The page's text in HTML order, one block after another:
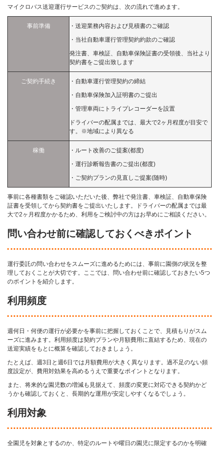
マイクロバス送迎運行サービスのご契約は、次の流れで進めます。
事前準備 ・送迎業務内容および見積書のご確認
・当社自動車運行管理契約約款のご確認
発注書、車検証、自動車保険証書の受領後、当社より
契約書をご提出致します
ご契約手続き ・自動車運行管理契約の締結
・自動車保険加入証明書のご提出
・管理車両にトライプレコーダーを設置
ドライバーの配属までは、最大で2ヶ月程度が目安で
す。※地域により異なる
稼働 ・ルート改善のご提案(都度)
・運行診断報告書のご提出(都度)
・ご契約プランの見直しご提案(随時)
事前に各種書類をご確認いただいた後、弊社で発注書、車検証、自動車保険
証書を受領してから契約書をご提出いたします。ドライバーの配属までは最
大で2ヶ月程度かかるため、利用をご検討中の方はお早めにご相談ください。
問い合わせ前に確認しておくべきポイント
運行委託の問い合わせをスムーズに進めるためには、事前に園側の状況を整
理しておくことが大切です。ここでは、問い合わせ前に確認しておきたい5つ
のポイントを紹介します。
利用頻度
週何日・何便の運行が必要かを事前に把握しておくことで、見積もりがスム
ーズに進みます。利用頻度は契約プランや月額費用に直結するため、現在の
送迎実績をもとに概算を確認しておきましょう。
たとえば、週3日と週6日では月額費用が大きく異なります。過不足のない頻
度設定が、費用対効果を高めるうえで重要なポイントとなります。
また、将来的な園児数の増減も見据えて、頻度の変更に対応できる契約かど
うかも確認しておくと、長期的な運用が安定しやすくなるでしょう。
利用対象
全園児を対象とするのか、特定のルートや曜日の園児に限定するのかを明確